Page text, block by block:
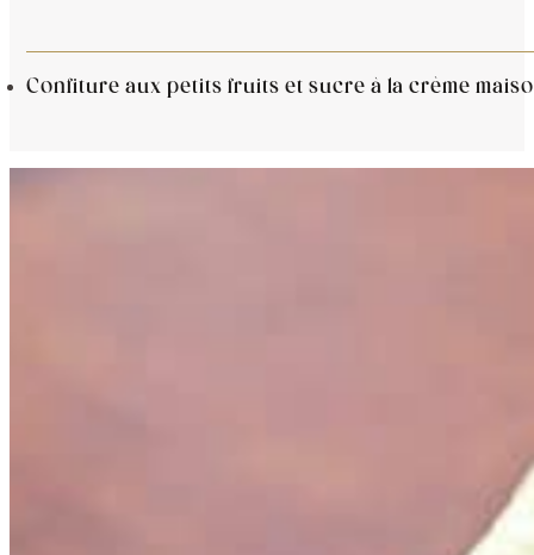
Confiture aux petits fruits et sucre à la crème